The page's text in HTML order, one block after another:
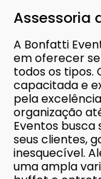
Assessoria
A Bonfatti
em oferecer
todos os tipos.
capacitada e
pela
organização
Eventos
seus clientes,
inesquecível.
uma ampla